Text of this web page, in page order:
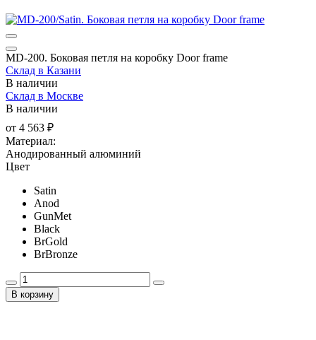
MD-200. Боковая петля на коробку Door frame
Склад в Казани
В наличии
Склад в Москве
В наличии
от 4 563 ₽
Материал:
Анодированный алюминий
Цвет
Satin
Anod
GunMet
Black
BrGold
BrBronze
В корзину